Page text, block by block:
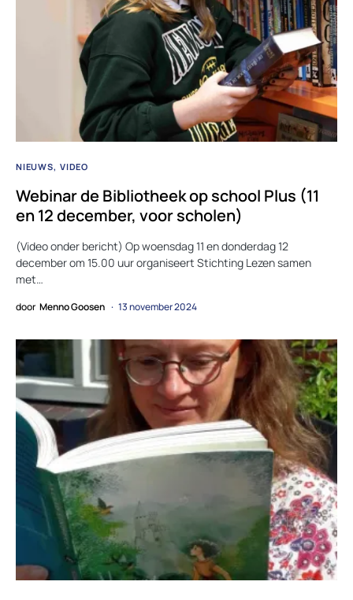
NIEUWS VIDEO
Webinar de Bibliotheek op school Plus (11
en 12 december, voor scholen)
(Video onder bericht) Op woensdag 11 en donderdag 12
december om 15.00 uur organiseert Stichting Lezen samen
met…
door Menno Goosen 13 november 2024